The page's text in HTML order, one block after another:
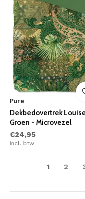
Pure
Dekbedovertrek Louise
Groen - Microvezel
€24,95
Incl. btw
1 2